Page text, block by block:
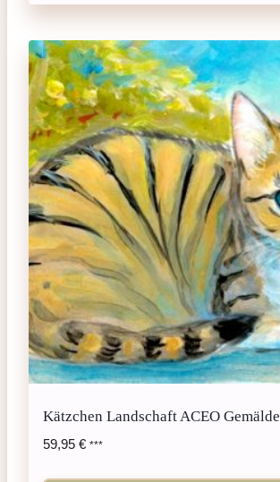
Kätzchen Landschaft ACEO Gemälde
59,95 € ***